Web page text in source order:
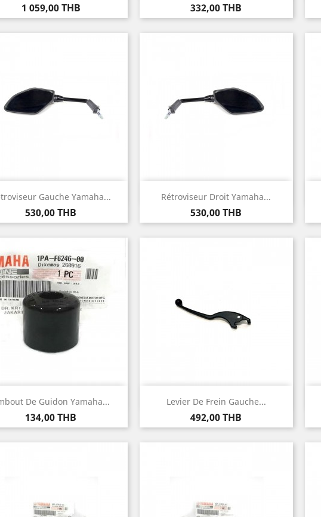
Prix
1 059,00 THB Prix
332,00 THB
Gauche Yamaha...
Prix
530,00 THB
Aperçu rapide Rétroviseur Droit Yamaha...
Prix
530,00 THB
Aperçu rapide
De Guidon Yamaha...
Prix
134,00 THB
 Aperçu rapide Levier De Frein Gauche...
Prix
492,00 THB
Aperçu rapide